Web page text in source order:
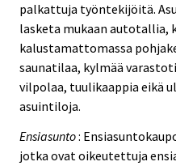
palkattuja työntekijöitä.
lasketa mukaan autotallia,
kalustamattomassa
saunatilaa, kylmää
vilpolaa, tuulikaappia eikä
asuintiloja.
Ensiasunto:
jotka ovat oikeutettuja